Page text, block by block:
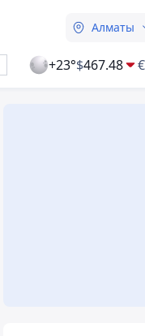
Алматы
+23°$467.48 €